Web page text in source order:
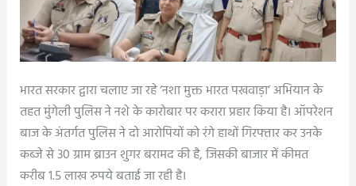
पेशेवर
चोर
30
लाख
से
ज्यादा
भारत सरकार द्वारा चलाए जा रहे ‘नशा मुक्त भारत पखवाड़ा’ अभियान के
तहत मुंगेली पुलिस ने नशे के कारोबार पर करारा प्रहार किया है। ऑपरेशन
बाज के अंतर्गत पुलिस ने दो आरोपियों को रंगे हाथों गिरफ्तार कर उनके
कब्जे से 30 ग्राम ब्राउन शुगर बरामद की है, जिसकी बाजार में कीमत
करीब 1.5 लाख रुपये बताई जा रही है।